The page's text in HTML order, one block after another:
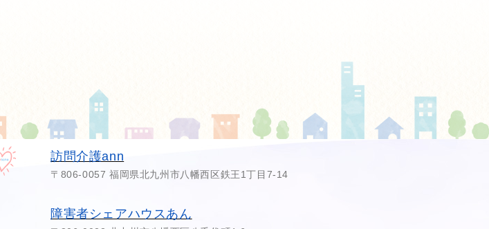
訪問介護ann
〒806-0057 福岡県北九州市八幡西区鉄王1丁目7-14
障害者シェアハウスあん